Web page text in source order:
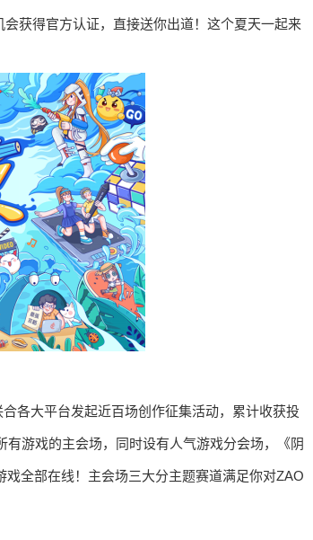
获得官方认证，直接送你出道！这个夏天一起来
各大平台发起近百场创作征集活动，累计收获投
游戏的主会场，同时设有人气游戏分会场，《阴
全部在线！主会场三大分主题赛道满足你对ZAO